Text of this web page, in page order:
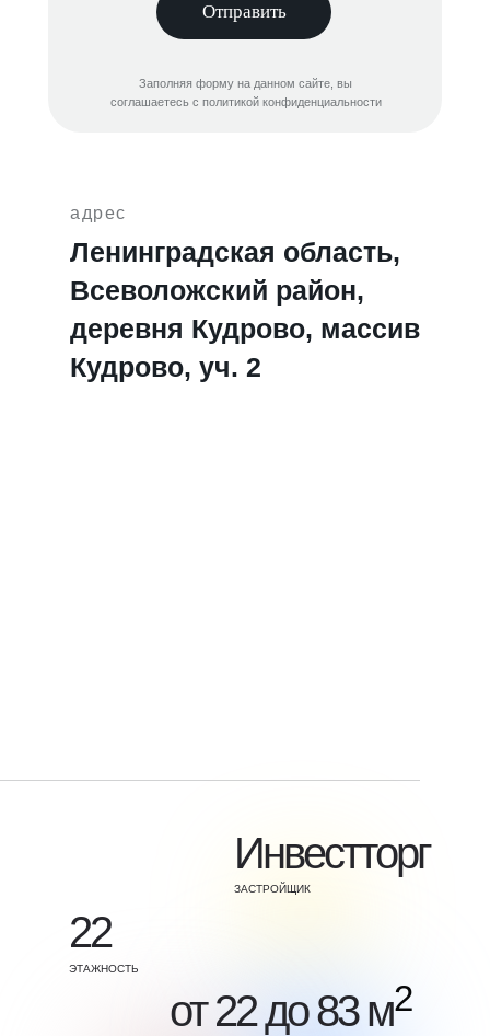
Заполняя форму на данном сайте, вы
соглашаетесь с политикой конфиденциальности
Отправить
адрес
Ленинградская область,
Всеволожский район,
деревня Кудрово, массив
Кудрово, уч. 2
Инвестторг
ЗАСТРОЙЩИК
22
ЭТАЖНОСТЬ
от 22 до 83 м2